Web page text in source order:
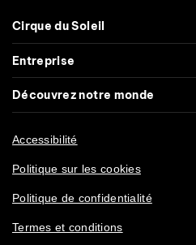
Cirque du Soleil
Entreprise
Découvrez notre monde
Accessibilité
Politique sur les cookies
Politique de confidentialité
Termes et conditions